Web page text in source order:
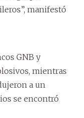
manifestó
GNB y
mientras
a un
se encontró